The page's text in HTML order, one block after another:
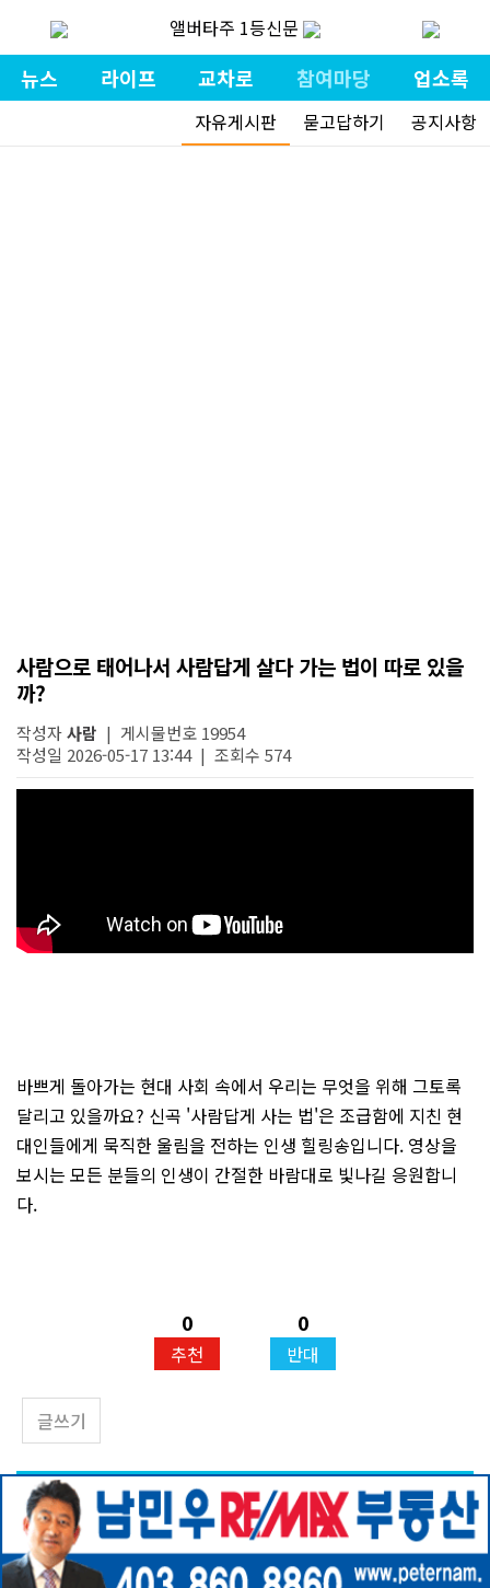
앨버타주 1등신문
뉴스 라이프 교차로 참여마당 업소록
자유게시판 묻고답하기 공지사항
사람으로 태어나서 사람답게 살다 가는 법이 따로 있을
까?
작성자사람 | 게시물번호 19954
작성일 2026-05-17 13:44 | 조회수 574
바쁘게 돌아가는 현대 사회 속에서 우리는 무엇을 위해 그토록
달리고 있을까요? 신곡 '사람답게 사는 법'은 조급함에 지친 현
대인들에게 묵직한 울림을 전하는 인생 힐링송입니다. 영상을
보시는 모든 분들의 인생이 간절한 바람대로 빛나길 응원합니
다.
0
추천
0
반대
글쓰기